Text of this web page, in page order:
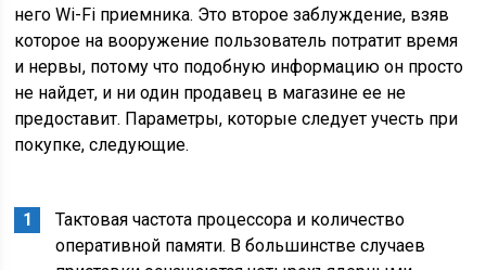
него Wi-Fi приемника. Это второе заблуждение, взяв
которое на вооружение пользователь потратит время
и нервы, потому что подобную информацию он просто
не найдет, и ни один продавец в магазине ее не
предоставит. Параметры, которые следует учесть при
покупке, следующие.
Тактовая частота процессора и количество
оперативной памяти. В большинстве случаев